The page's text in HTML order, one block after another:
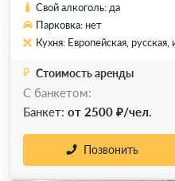
Свой алкоголь: да
Парковка: нет
Кухня: Европейская, русская,
Стоимость аренды
С банкетом:
Банкет: от 2500 ₽/чел.
Позвонить